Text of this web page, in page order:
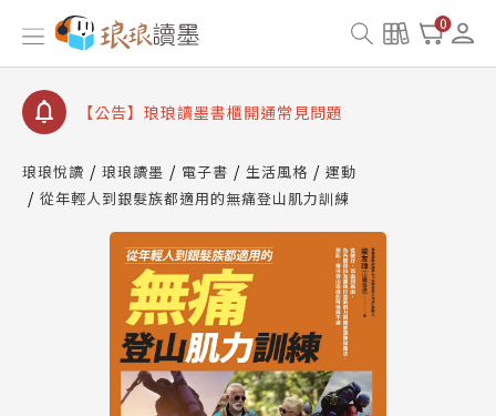
0
【公告】琅琅讀墨數位閱讀資產合併與書櫃開通申請
【公告】琅琅讀墨書櫃開通常見問題
【公告】琅琅讀墨 3 分鐘完成書櫃開通與資產合併申
請圖文教學
查詢
【公告】琅琅讀墨數位閱讀資產合併與書櫃開通申請
琅琅悅讀 琅琅讀墨 電子書 生活風格
運動
從年輕人到銀髮族都適用的無痛登山肌力訓練